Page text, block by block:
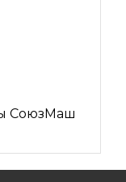
СоюзМаш